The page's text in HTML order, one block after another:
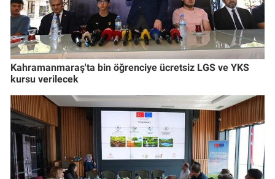
Kahramanmaraş'ta bin öğrenciye ücretsiz LGS ve YKS
kursu verilecek